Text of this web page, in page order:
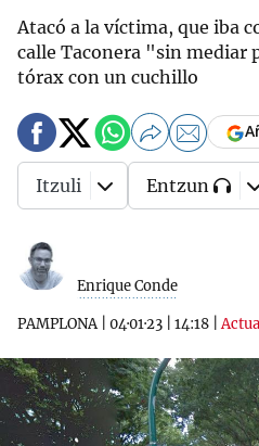
Atacó a la víctima, que iba
calle Taconera "sin mediar
tórax con un cuchillo
Enrique Conde
PAMPLONA| 04·01·23 14:18 |
Itzuli Entzun